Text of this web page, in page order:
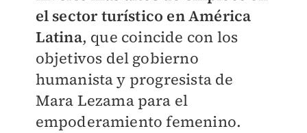
el sector turístico en América
Latina, que coincide con los
objetivos del gobierno
humanista y progresista de
Mara Lezama para el
empoderamiento femenino.